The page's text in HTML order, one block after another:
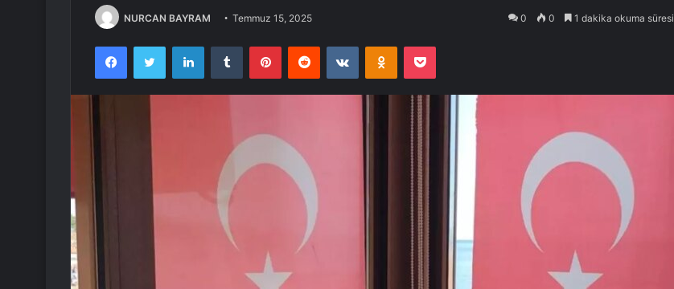
NURCAN BAYRAM Temmuz 15, 2025 0 0 1 dakika okuma süresi
FacebookTwitter LinkedInTumblr PinterestReddit VKontakteOdnoklassniki
Pocket